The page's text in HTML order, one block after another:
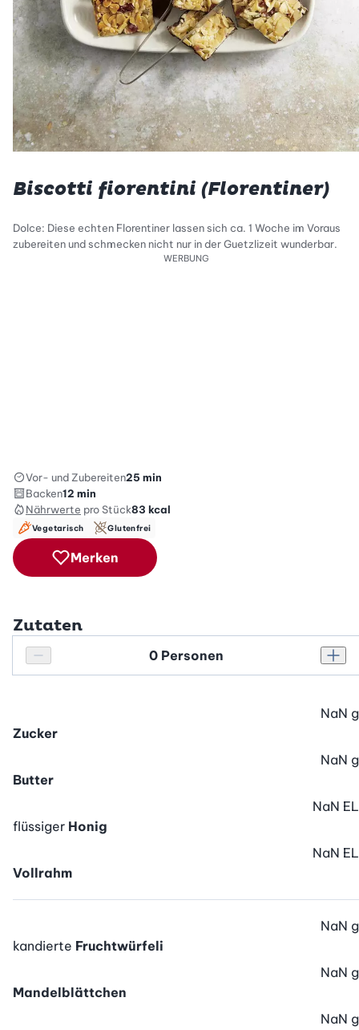
Biscotti fiorentini (Florentiner)
Dolce: Diese echten Florentiner lassen sich ca. 1 Woche im Voraus
zubereiten und schmecken nicht nur in der Guetzlizeit wunderbar.
WERBUNG
Vor- und Zubereiten25 min
Backen12 min
Nährwerte pro Stück83 kcal
Vegetarisch Glutenfrei
Merken
Zutaten
Personenanzahl verringern
Personenanzahl
Zucker
NaN g
Butter
NaN g
flüssiger Honig
NaN EL
Vollrahm
NaN EL
kandierte Fruchtwürfeli
NaN g
Mandelblättchen
NaN g
NaN g